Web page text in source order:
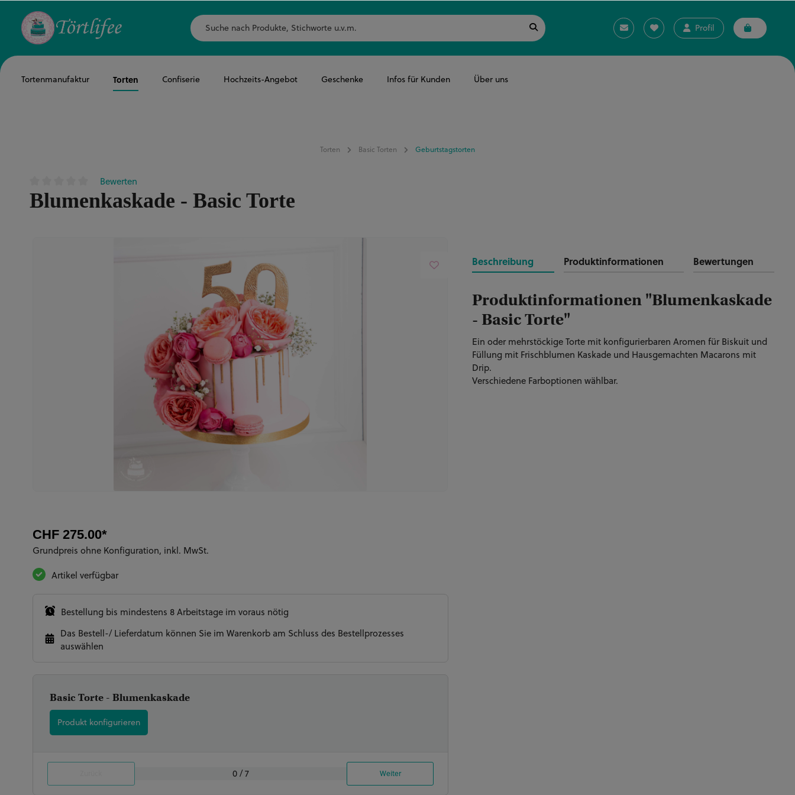
Profil
Tortenmanufaktur Torten Confiserie Hochzeits-Angebot Geschenke Infos für Kunden Über uns
Torten Basic Torten Geburtstagstorten
Durchschnittliche Bewertung von 0 von 5 Sternen
Bewerten
Blumenkaskade - Basic Torte
Beschreibung Produktinformationen Bewertungen
Produktinformationen "Blumenkaskade
- Basic Torte"
Ein oder mehrstöckige Torte mit konfigurierbaren Aromen für Biskuit und
Füllung mit Frischblumen Kaskade und Hausgemachten Macarons mit
Drip.
Verschiedene Farboptionen wählbar.
CHF 275.00*
Grundpreis ohne Konfiguration, inkl. MwSt.
Artikel verfügbar
Bestellung bis mindestens 8 Arbeitstage im voraus nötig
Das Bestell-/ Lieferdatum können Sie im Warenkorb am Schluss des Bestellprozesses
auswählen
Basic Torte - Blumenkaskade
Produkt konfigurieren
Unsere Torten bestehen aus 4 Schichten Biskuit und 3 Schichten Füllung aus
0 / 7 Weiter